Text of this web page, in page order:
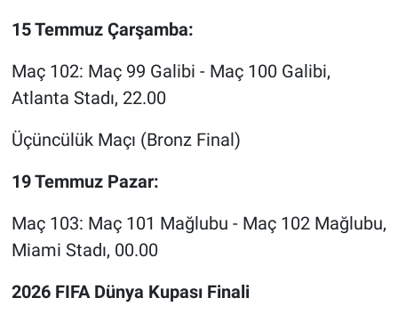
15 Temmuz Çarşamba:
Maç 102: Maç 99 Galibi - Maç 100 Galibi,
Atlanta Stadı, 22.00
Üçüncülük Maçı (Bronz Final)
19 Temmuz Pazar:
Maç 103: Maç 101 Mağlubu - Maç 102 Mağlubu,
Miami Stadı, 00.00
2026 FIFA Dünya Kupası Finali